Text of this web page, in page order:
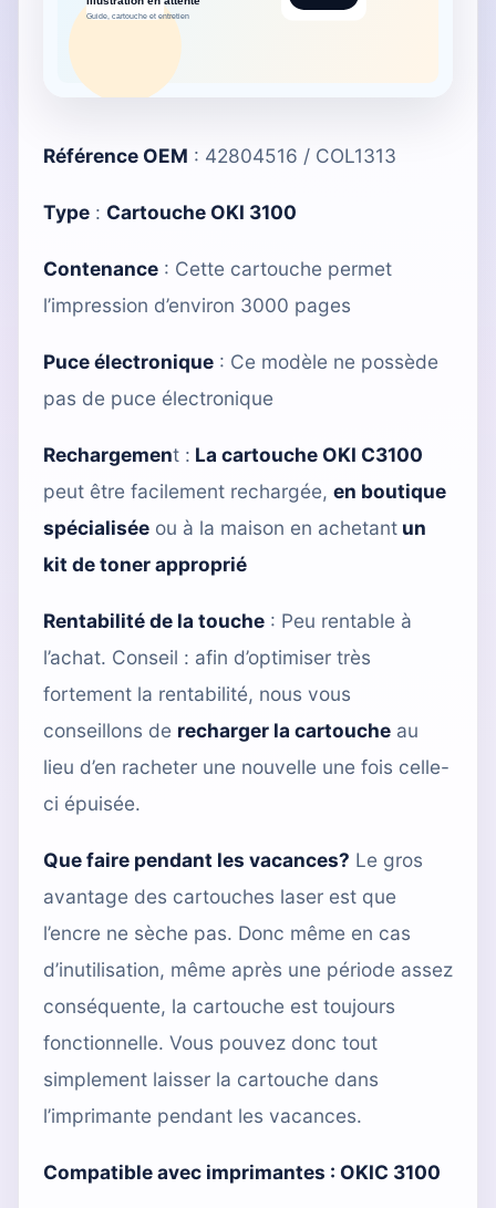
Référence OEM : 42804516 / COL1313
Type : Cartouche OKI 3100
Contenance : Cette cartouche permet
l’impression d’environ 3000 pages
Puce électronique : Ce modèle ne possède
pas de puce électronique
Rechargement : La cartouche OKI C3100
peut être facilement rechargée, en boutique
spécialisée ou à la maison en achetant un
kit de toner approprié
Rentabilité de la touche : Peu rentable à
l’achat. Conseil : afin d’optimiser très
fortement la rentabilité, nous vous
conseillons de recharger la cartouche au
lieu d’en racheter une nouvelle une fois celle-
ci épuisée.
Que faire pendant les vacances? Le gros
avantage des cartouches laser est que
l’encre ne sèche pas. Donc même en cas
d’inutilisation, même après une période assez
conséquente, la cartouche est toujours
fonctionnelle. Vous pouvez donc tout
simplement laisser la cartouche dans
l’imprimante pendant les vacances.
Compatible avec imprimantes : OKIC 3100